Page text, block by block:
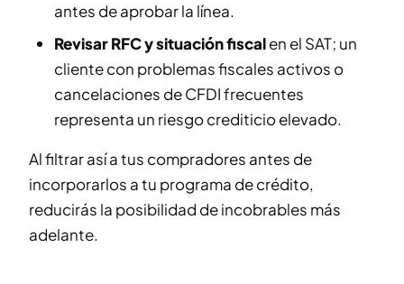
antes de aprobar la línea.
Revisar RFC y situación fiscalen el SAT; un
cliente con problemas fiscales activos o
cancelaciones de CFDI frecuentes
representa un riesgo crediticio elevado.
Al filtrar así a tus compradores antes de
incorporarlos a tu programa de crédito,
reducirás la posibilidad de incobrables más
adelante.